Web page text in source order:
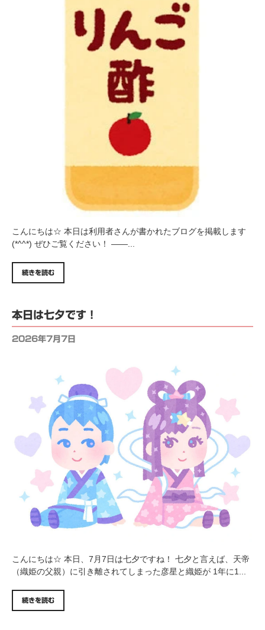
こんにちは☆ 本日は利用者さんが書かれたブログを掲載します
(*^^*) ぜひご覧ください！ ——...
続きを読む
本日は七夕です！
2026年7月7日
こんにちは☆ 本日、7月7日は七夕ですね！ 七夕と言えば、天帝
（織姫の父親）に引き離されてしまった彦星と織姫が 1年に1...
続きを読む